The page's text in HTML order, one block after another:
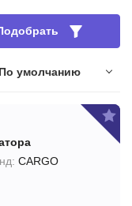
По умолчанию
CARGO